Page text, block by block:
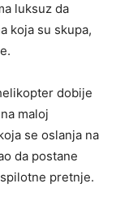
luksuz da
koja su skupa,
dobije
maloj
se oslanja na
da postane
pretnje.